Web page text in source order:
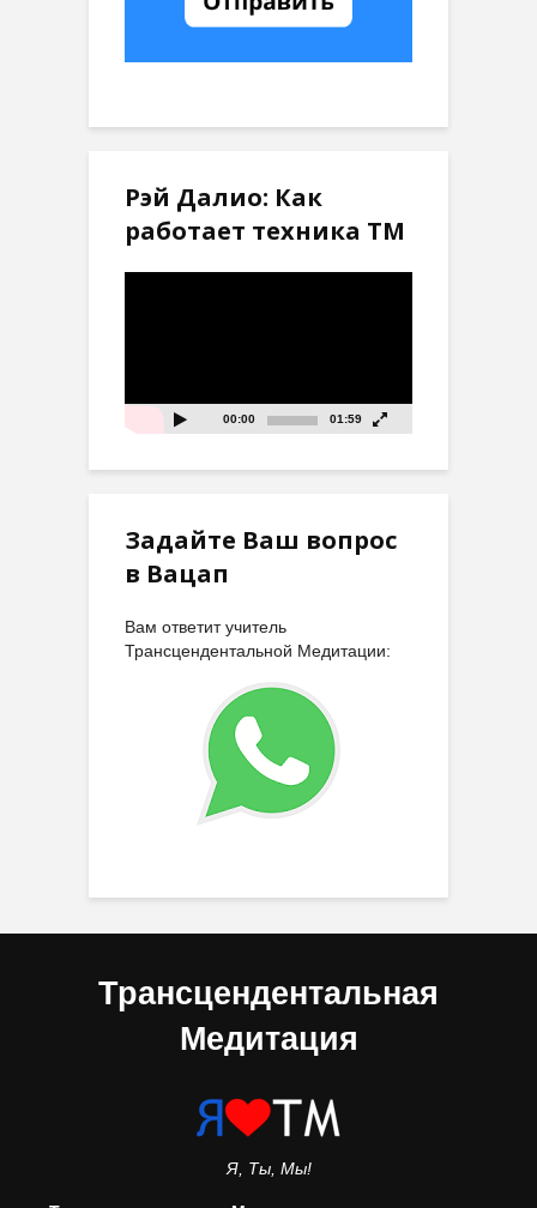
Рэй Далио: Как
работает техника ТМ
00:00 01:59
Задайте Ваш вопрос
в Вацап
Вам ответит учитель
Трансцендентальной Медитации:
Трансцендентальная
Медитация
Я, Ты, Мы!